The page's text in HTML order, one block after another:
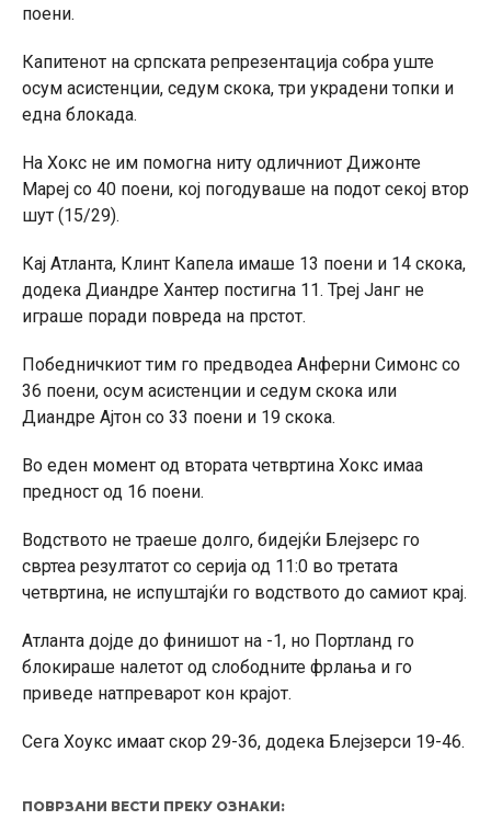
поени.
Капитенот на српската репрезентација собра уште
осум асистенции, седум скока, три украдени топки и
една блокада.
На Хокс не им помогна ниту одличниот Дижонте
Мареј со 40 поени, кој погодуваше на подот секој втор
шут (15/29).
Кај Атланта, Клинт Капела имаше 13 поени и 14 скока,
додека Диандре Хантер постигна 11. Треј Јанг не
играше поради повреда на прстот.
Победничкиот тим го предводеа Анферни Симонс со
36 поени, осум асистенции и седум скока или
Диандре Ајтон со 33 поени и 19 скока.
Во еден момент од втората четвртина Хокс имаа
предност од 16 поени.
Водството не траеше долго, бидејќи Блејзерс го
свртеа резултатот со серија од 11:0 во третата
четвртина, не испуштајќи го водството до самиот крај.
Атланта дојде до финишот на -1, но Портланд го
блокираше налетот од слободните фрлања и го
приведе натпреварот кон крајот.
Сега Хоукс имаат скор 29-36, додека Блејзерси 19-46.
ПОВРЗАНИ ВЕСТИ ПРЕКУ ОЗНАКИ: